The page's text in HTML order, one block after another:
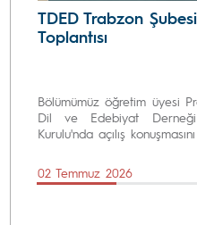
TDED Trabzon
Toplantısı
Bölümümüz öğretim üyesi
Dil ve Edebiyat
Kurulu'nda açılış
02 Temmuz 2026